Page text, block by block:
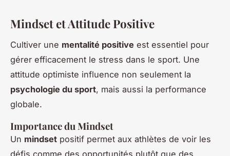
Mindset et Attitude Positive
Cultiver une mentalité positive est essentiel pour
gérer efficacement le stress dans le sport. Une
attitude optimiste influence non seulement la
psychologie du sport, mais aussi la performance
globale.
Importance du Mindset
Un mindset positif permet aux athlètes de voir les